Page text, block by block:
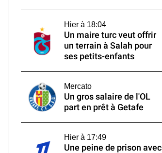
Hier à 18:04
Un maire turc veut offrir
un terrain à Salah pour
ses petits-enfants
Mercato
Un gros salaire de l'OL
part en prêt à Getafe
Hier à 17:49
Une peine de prison avec